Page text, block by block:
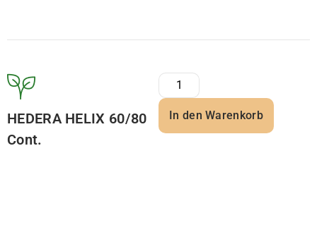
HEDERA HELIX 60/80
Cont.
In den Warenkorb